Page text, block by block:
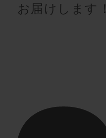
お届けします！